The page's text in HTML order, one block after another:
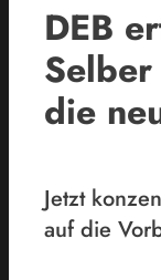
DEB
die
Jetzt
auf die